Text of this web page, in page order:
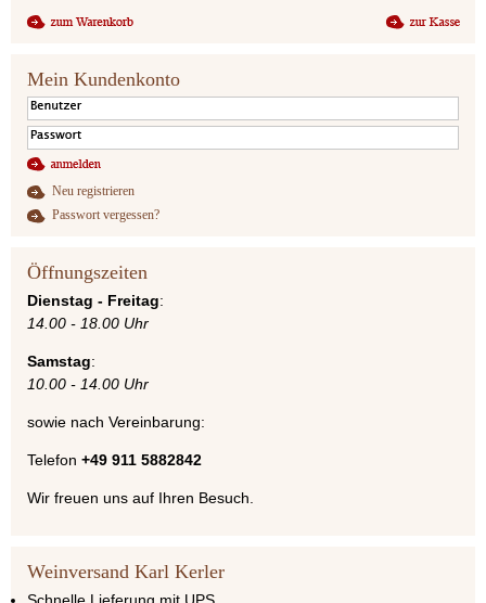
Mein Kundenkonto
Neu registrieren
Passwort vergessen?
Öffnungszeiten
Dienstag - Freitag:
14.00 - 18.00 Uhr
Samstag:
10.00 - 14.00 Uhr
sowie nach Vereinbarung:
Telefon +49 911 5882842
Wir freuen uns auf Ihren Besuch.
Weinversand Karl Kerler
Schnelle Lieferung mit UPS